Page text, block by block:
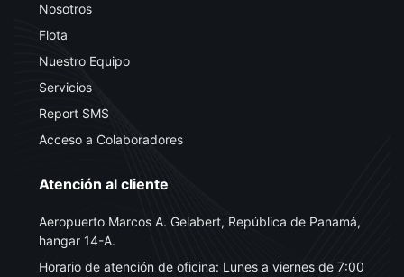
Nosotros
Flota
Nuestro Equipo
Servicios
Report SMS
Acceso a Colaboradores
Atención al cliente
Aeropuerto Marcos A. Gelabert, República de Panamá,
hangar 14-A.
Horario de atención de oficina: Lunes a viernes de 7:00